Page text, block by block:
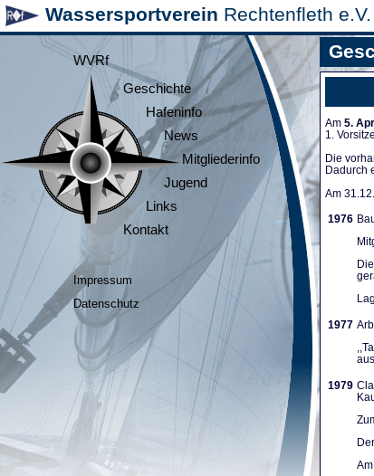
Wassersportverein Rechtenfleth e.V.
WVRf
Geschichte
Hafeninfo
News
Mitgliederinfo
Jugend
Links
Kontakt
Impressum
Datenschutz
Am 5.
1.
Die
Dadurch
Am
1976
1977
1979